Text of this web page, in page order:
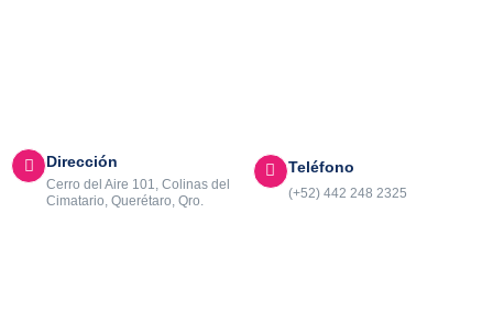
Dirección
Cerro del Aire 101, Colinas del
Cimatario, Querétaro, Qro.
Teléfono
(+52) 442 248 2325